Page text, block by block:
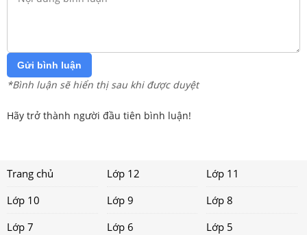
Gửi bình luận
*Bình luận sẽ hiển thị sau khi được duyệt
Hãy trở thành người đầu tiên bình luận!
Trang chủ Lớp 12
Lớp 11
Lớp 10
Lớp 9
Lớp 8
Lớp 7
Lớp 6
Lớp 5